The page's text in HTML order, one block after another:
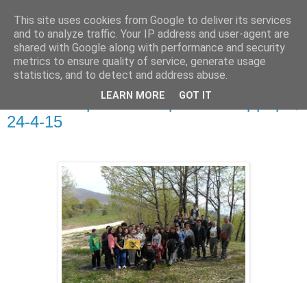
Στο Ε4-Ε6 με το 3o Γυμνάσιο Μαρμαρά,
24-4-15
This site uses cookies from Google to deliver its services
and to analyze traffic. Your IP address and user-agent are
shared with Google along with performance and security
metrics to ensure quality of service, generate usage
statistics, and to detect and address abuse.
LEARN MORE GOT IT